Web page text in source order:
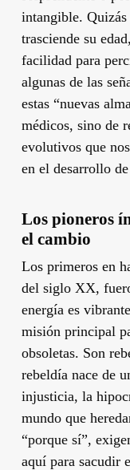
intangible. Quizás
trasciende su
facilidad para
algunas de las
estas “nuevas
médicos, sino de
evolutivos que
en el desarrollo
Los pioneros
el cambio
Los primeros en
del siglo XX,
energía es
misión principal
obsoletas. Son
rebeldía nace de
injusticia, la
mundo que
“porque sí”,
aquí para sacudir